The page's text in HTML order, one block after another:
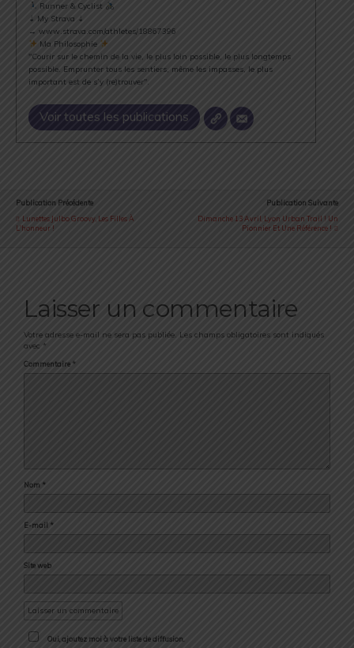
Runner & Cyclist
⇣ My Strava ⇣
→ www.strava.com/athletes/18867396
Ma Philosophie
"Courir sur le chemin de la vie, le plus loin possible, le plus longtemps
possible. Emprunter tous les sentiers, même les impasses, le plus
important est de s’y (re)trouver".
Voir toutes les publications
Publication Précédente
Lunettes Julbo Groovy, Les Filles À
L'honneur !
Publication Suivante
Dimanche 13 Avril, Lyon Urban Trail ! Un
Pionnier Et Une Référence !
Laisser un commentaire
Votre adresse e-mail ne sera pas publiée. Les champs obligatoires sont indiqués
avec *
Commentaire *
Nom *
E-mail *
Site web
Oui, ajoutez moi à votre liste de diffusion.